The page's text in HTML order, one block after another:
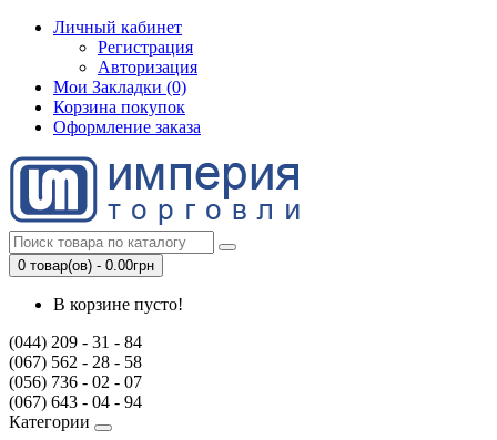
Личный кабинет
Регистрация
Авторизация
Мои Закладки (0)
Корзина покупок
Оформление заказа
0 товар(ов) - 0.00грн
В корзине пусто!
(044) 209 - 31 - 84
(067) 562 - 28 - 58
(056) 736 - 02 - 07
(067) 643 - 04 - 94
Категории